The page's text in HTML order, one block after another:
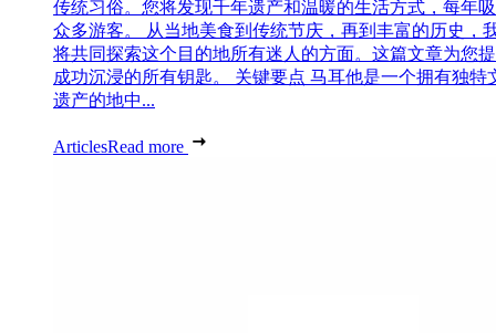
传统习俗。您将发现千年遗产和温暖的生活方式，每年
众多游客。 从当地美食到传统节庆，再到丰富的历史，
将共同探索这个目的地所有迷人的方面。这篇文章为您
成功沉浸的所有钥匙。 关键要点 马耳他是一个拥有独特
遗产的地中...
ArticlesRead more